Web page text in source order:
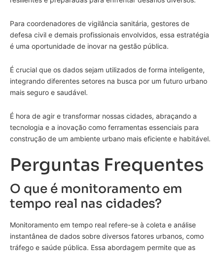
Para coordenadores de vigilância sanitária, gestores de
defesa civil e demais profissionais envolvidos, essa estratégia
é uma oportunidade de inovar na gestão pública.
É crucial que os dados sejam utilizados de forma inteligente,
integrando diferentes setores na busca por um futuro urbano
mais seguro e saudável.
É hora de agir e transformar nossas cidades, abraçando a
tecnologia e a inovação como ferramentas essenciais para
construção de um ambiente urbano mais eficiente e habitável.
Perguntas Frequentes
O que é monitoramento em
tempo real nas cidades?
Monitoramento em tempo real refere-se à coleta e análise
instantânea de dados sobre diversos fatores urbanos, como
tráfego e saúde pública. Essa abordagem permite que as